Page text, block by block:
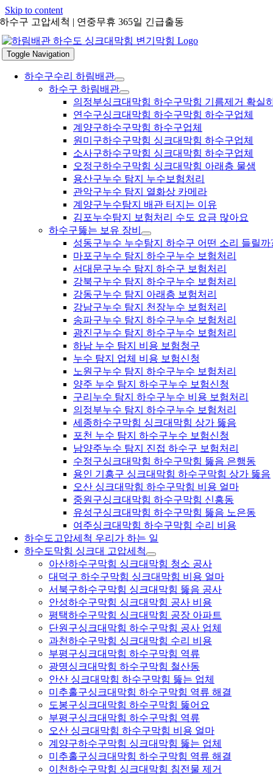
Skip to content
하수구 고압세척 | 연중무휴 365일 긴급출동
Toggle Navigation
하수구수리 하림배관
하수구 하림배관
의정부싱크대막힘 하수구막힘 기름제거 확실
연수구싱크대막힘 하수구막힘 하수구업체
계양구하수구막힘 하수구업체
원미구하수구막힘 싱크대막힘 하수구업체
소사구하수구막힘 싱크대막힘 하수구업체
오정구하수구막힘 싱크대막힘 아래층 물샘
용산구누수 탐지 누수보험처리
관악구누수 탐지 열화상 카메라
계양구누수탐지 배관 터지는 이유
김포누수탐지 보험처리 수도 요금 많아요
하수구뚫는 보유 장비
성동구누수 누수탐지 하수구 어떤 소리 들릴까
마포구누수 탐지 하수구누수 보험처리
서대문구누수 탐지 하수구 보험처리
강북구누수 탐지 하수구누수 보험처리
강동구누수 탐지 아래층 보험처리
강남구누수 탐지 천장누수 보험처리
송파구누수 탐지 하수구누수 보험처리
광진구누수 탐지 하수구누수 보험처리
하남 누수 탐지 비용 보험청구
누수 탐지 업체 비용 보험신청
노원구누수 탐지 하수구누수 보험처리
양주 누수 탐지 하수구누수 보험신청
구리누수 탐지 하수구누수 비용 보험처리
의정부누수 탐지 하수구누수 보험처리
세종하수구막힘 싱크대막힘 상가 뚫음
포천 누수 탐지 하수구누수 보험신청
남양주누수 탐지 진접 하수구 보험처리
수정구싱크대막힘 하수구막힘 뚫음 은행동
용인 기흥구 싱크대막힘 하수구막힘 상가 뚫음
오산 싱크대막힘 하수구막힘 비용 얼마
중원구싱크대막힘 하수구막힘 신흥동
유성구싱크대막힘 하수구막힘 뚫음 노은동
여주싱크대막힘 하수구막힘 수리 비용
하수도고압세척 우리가 하는 일
하수도막힘 싱크대 고압세척
아산하수구막힘 싱크대막힘 청소 공사
대덕구 하수구막힘 싱크대막힘 비용 얼마
서북구하수구막힘 싱크대막힘 뚫음 공사
안성하수구막힘 싱크대막힘 공사 비용
평택하수구막힘 싱크대막힘 공장 아파트
단원구싱크대막힘 하수구막힘 공사 업체
과천하수구막힘 싱크대막힘 수리 비용
부평구싱크대막힘 하수구막힘 역류
광명싱크대막힘 하수구막힘 철산동
안산 싱크대막힘 하수구막힘 뚫는 업체
미추홀구싱크대막힘 하수구막힘 역류 해결
도봉구싱크대막힘 하수구막힘 뚫어요
부평구싱크대막힘 하수구막힘 역류
오산 싱크대막힘 하수구막힘 비용 얼마
계양구하수구막힘 싱크대막힘 뚫는 업체
미추홀구싱크대막힘 하수구막힘 역류 해결
이천하수구막힘 싱크대막힘 침전물 제거